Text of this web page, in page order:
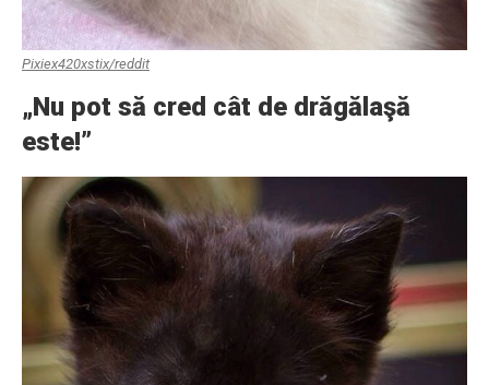
Pixiex420xstix/reddit
„Nu pot să cred cât de drăgălaşă
este!”